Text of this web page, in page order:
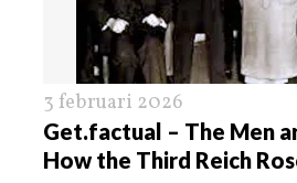
3 februari 2026
Get.factual – The Men
How the Third Reich